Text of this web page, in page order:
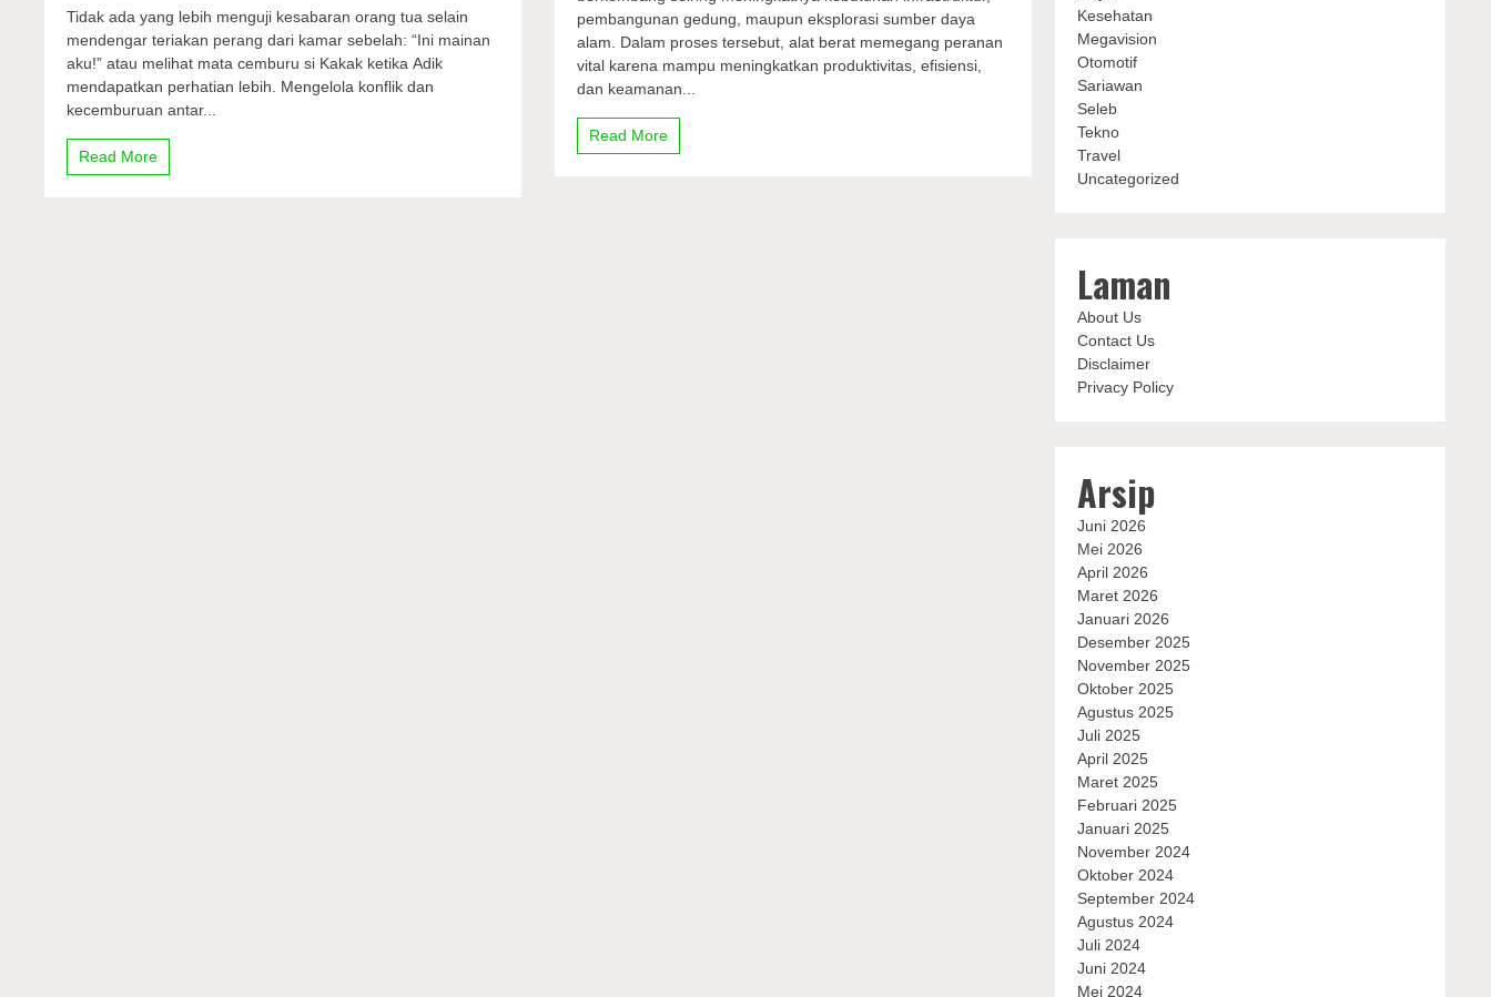
‘Adik’
Berbagi
dengan
‘Kakak’:
Tidak ada yang lebih menguji kesabaran orang tua selain
mendengar teriakan perang dari kamar sebelah: “Ini mainan
aku!” atau melihat mata cemburu si Kakak ketika Adik
mendapatkan perhatian lebih. Mengelola konflik dan
kecemburuan antar...
Read More
Caterpillar
jadi
Pilihan
pembangunan gedung, maupun eksplorasi sumber daya
alam. Dalam proses tersebut, alat berat memegang peranan
vital karena mampu meningkatkan produktivitas, efisiensi,
dan keamanan...
Read More
Kesehatan
Megavision
Otomotif
Sariawan
Seleb
Tekno
Travel
Uncategorized
Laman
About Us
Contact Us
Disclaimer
Privacy Policy
Arsip
Juni 2026
Mei 2026
April 2026
Maret 2026
Januari 2026
Desember 2025
November 2025
Oktober 2025
Agustus 2025
Juli 2025
April 2025
Maret 2025
Februari 2025
Januari 2025
November 2024
Oktober 2024
September 2024
Agustus 2024
Juli 2024
Juni 2024
Mei 2024